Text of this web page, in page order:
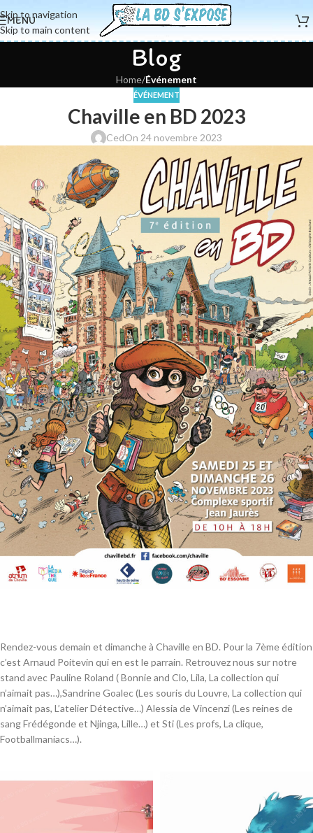
Skip to navigation
Skip to main content
MENU
Blog
Home/Événement
ÉVÉNEMENT
Chaville en BD 2023
CedOn 24 novembre 2023
Rendez-vous demain et dimanche à Chaville en BD. Pour la 7ème édition
c’est Arnaud Poitevin qui en est le parrain. Retrouvez nous sur notre
stand avec Pauline Roland ( Bonnie and Clo, Lila, La collection qui
n’aimait pas…),Sandrine Goalec (Les souris du Louvre, La collection qui
n’aimait pas, L’atelier Détective…) Alessia de Vincenzi (Les reines de
sang Frédégonde et Njinga, Lille…) et Sti (Les profs, La clique,
Footballmaniacs…).